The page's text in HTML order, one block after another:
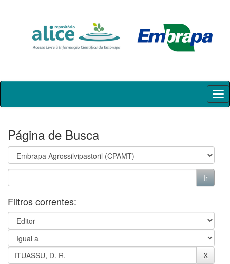
Skip
Página de Busca
Filtros correntes: